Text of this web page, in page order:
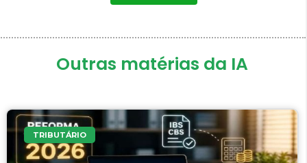
Outras matérias da IA
TRIBUTÁRIO